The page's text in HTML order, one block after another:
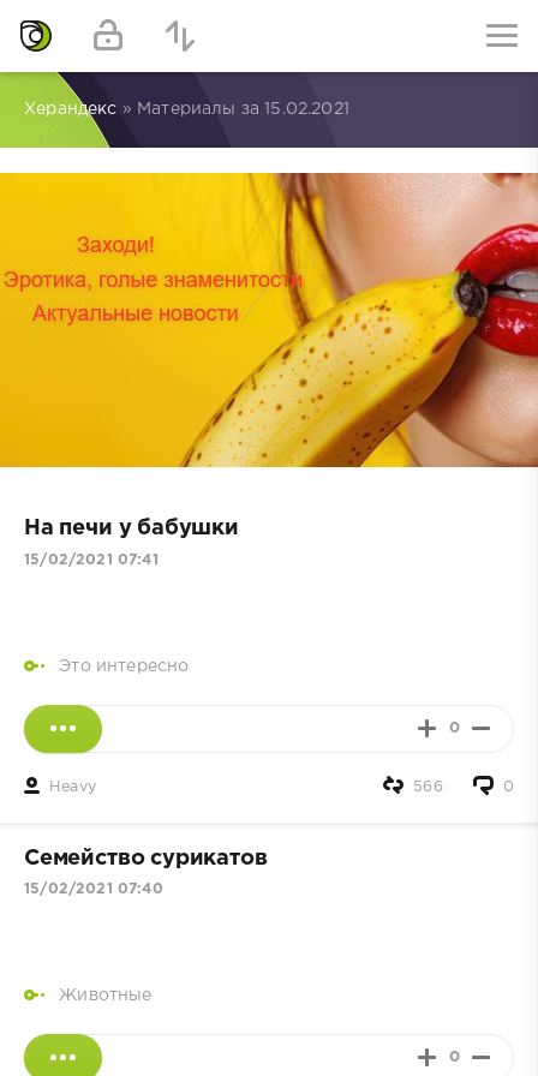
Херандекс » Материалы за 15.02.2021
На печи у бабушки
15/02/2021 07:41
Это интересно
0
Heavy 0
566
Семейство сурикатов
15/02/2021 07:40
Животные
0